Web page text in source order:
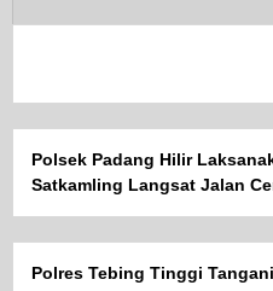
Polsek Padang Hilir
Satkamling Langsat Jalan
Polres Tebing Tinggi